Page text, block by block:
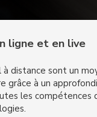
ligne et en live
distance sont un
grâce à un
les compétences